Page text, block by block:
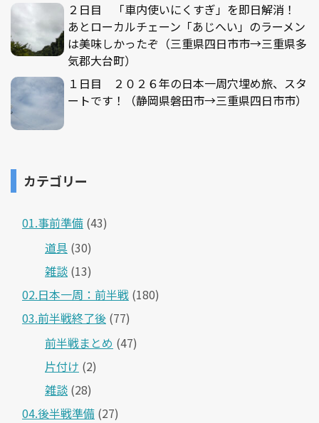
２日目 「車内使いにくすぎ」を即日解消！
あとローカルチェーン「あじへい」のラーメン
は美味しかったぞ（三重県四日市市→三重県多
気郡大台町）
１日目 ２０２６年の日本一周穴埋め旅、スタ
ートです！（静岡県磐田市→三重県四日市市）
カテゴリー
01.事前準備 (43)
道具 (30)
雑談 (13)
02.日本一周：前半戦 (180)
03.前半戦終了後 (77)
前半戦まとめ (47)
片付け (2)
雑談 (28)
04.後半戦準備 (27)